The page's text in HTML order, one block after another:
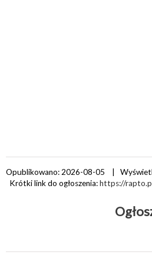
Opublikowano: 2026-08-05 |
Krótki link do ogłoszenia:https://